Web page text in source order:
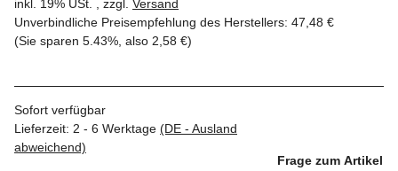
inkl. 19% USt. , zzgl. Versand
Unverbindliche Preisempfehlung des Herstellers: 47,48 €
(Sie sparen 5.43% , also 2,58 €)
Sofort verfügbar
Lieferzeit: 2 - 6 Werktage (DE - Ausland
abweichend)
Frage zum Artikel